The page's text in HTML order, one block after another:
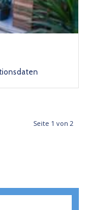
Seite 1 von 2